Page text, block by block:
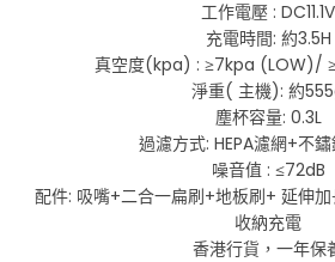
工作電壓 : DC11.1V
充電時間: 約3.5H
真空度(kpa) : ≥7kpa (LOW)/
淨重( 主機): 約
塵杯容量: 0.3L
過濾方式: HEPA濾網+不
噪音值 : ≤72dB
配件: 吸嘴+二合一扁刷+地板刷+ 延伸
收納充電
香港行貨，一年保